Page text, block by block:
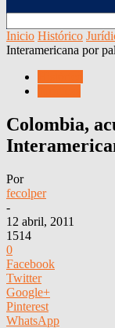
Inicio Histórico
Interamericana por
Colombia,
Por
fecolper
-
12 abril, 2011
1514
0
Facebook
Twitter
Google+
Pinterest
WhatsApp